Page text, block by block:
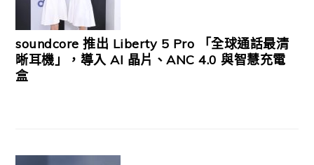
soundcore 推出 Liberty 5 Pro 「全球通話最清
晰耳機」，導入 AI 晶片、ANC 4.0 與智慧充電
盒